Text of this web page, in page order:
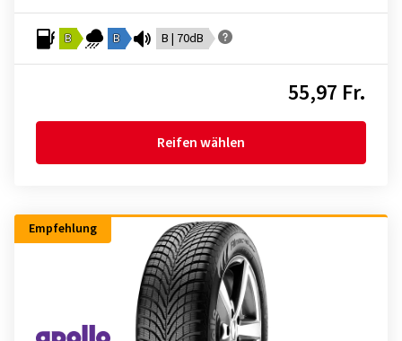
B B B | 70dB
55,97 Fr.
Reifen wählen
Empfehlung